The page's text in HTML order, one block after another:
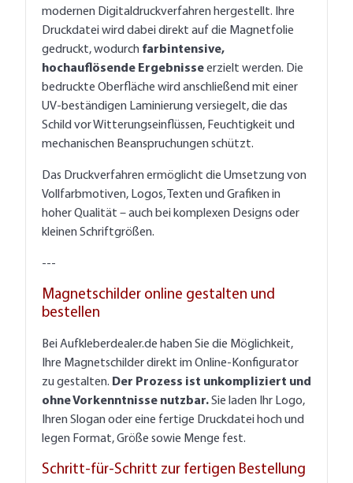
modernen Digitaldruckverfahren hergestellt. Ihre
Druckdatei wird dabei direkt auf die Magnetfolie
gedruckt, wodurch farbintensive,
hochauflösende Ergebnisseerzielt werden. Die
bedruckte Oberfläche wird anschließend mit einer
UV-beständigen Laminierung versiegelt, die das
Schild vor Witterungseinflüssen, Feuchtigkeit und
mechanischen Beanspruchungen schützt.
Das Druckverfahren ermöglicht die Umsetzung von
Vollfarbmotiven, Logos, Texten und Grafiken in
hoher Qualität – auch bei komplexen Designs oder
kleinen Schriftgrößen.
---
Magnetschilder online gestalten und
bestellen
Bei Aufkleberdealer.de haben Sie die Möglichkeit,
Ihre Magnetschilder direkt im Online-Konfigurator
zu gestalten. Der Prozess ist unkompliziert und
ohne Vorkenntnisse nutzbar.Sie laden Ihr Logo,
Ihren Slogan oder eine fertige Druckdatei hoch und
legen Format, Größe sowie Menge fest.
Schritt-für-Schritt zur fertigen Bestellung